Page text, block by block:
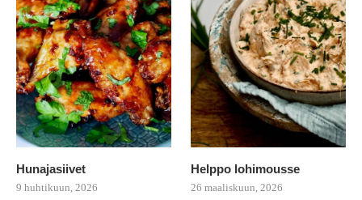
Hunajasiivet
9 huhtikuun, 2026
Helppo lohimousse
26 maaliskuun, 2026